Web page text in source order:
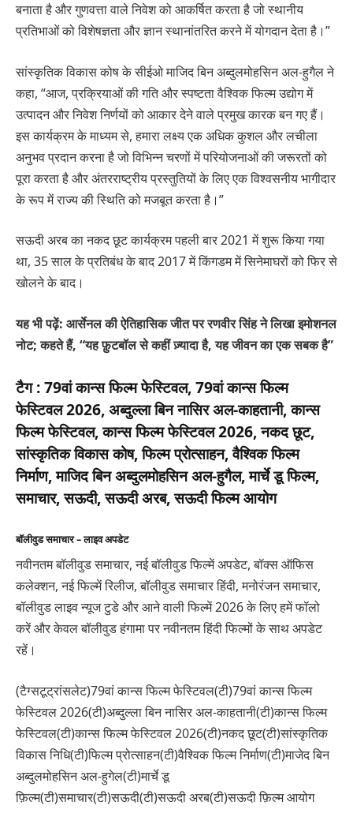
बनाता है और गुणवत्ता वाले निवेश को आकर्षित करता है जो स्थानीय
प्रतिभाओं को विशेषज्ञता और ज्ञान स्थानांतरित करने में योगदान देता है।”
सांस्कृतिक विकास कोष के सीईओ माजिद बिन अब्दुलमोहसिन अल-हुगैल ने
कहा, “आज, प्रक्रियाओं की गति और स्पष्टता वैश्विक फिल्म उद्योग में
उत्पादन और निवेश निर्णयों को आकार देने वाले प्रमुख कारक बन गए हैं।
इस कार्यक्रम के माध्यम से, हमारा लक्ष्य एक अधिक कुशल और लचीला
अनुभव प्रदान करना है जो विभिन्न चरणों में परियोजनाओं की जरूरतों को
पूरा करता है और अंतरराष्ट्रीय प्रस्तुतियों के लिए एक विश्वसनीय भागीदार
के रूप में राज्य की स्थिति को मजबूत करता है।”
सऊदी अरब का नकद छूट कार्यक्रम पहली बार 2021 में शुरू किया गया
था, 35 साल के प्रतिबंध के बाद 2017 में किंगडम में सिनेमाघरों को फिर से
खोलने के बाद।
यह भी पढ़ें: आर्सेनल की ऐतिहासिक जीत पर रणवीर सिंह ने लिखा इमोशनल
नोट; कहते हैं, “यह फ़ुटबॉल से कहीं ज़्यादा है, यह जीवन का एक सबक है”
टैग :79वां कान्स फिल्म फेस्टिवल, 79वां कान्स फिल्म
फेस्टिवल 2026, अब्दुल्ला बिन नासिर अल-काहतानी, कान्स
फिल्म फेस्टिवल, कान्स फिल्म फेस्टिवल 2026, नकद छूट,
सांस्कृतिक विकास कोष, फिल्म प्रोत्साहन, वैश्विक फिल्म
निर्माण, माजिद बिन अब्दुलमोहसिन अल-हुगैल, मार्चे डू फिल्म,
समाचार, सऊदी, सऊदी अरब, सऊदी फिल्म आयोग
बॉलीवुड समाचार – लाइव अपडेट
नवीनतम बॉलीवुड समाचार, नई बॉलीवुड फिल्में अपडेट, बॉक्स ऑफिस
कलेक्शन, नई फिल्में रिलीज, बॉलीवुड समाचार हिंदी, मनोरंजन समाचार,
बॉलीवुड लाइव न्यूज टुडे और आने वाली फिल्में 2026 के लिए हमें फॉलो
करें और केवल बॉलीवुड हंगामा पर नवीनतम हिंदी फिल्मों के साथ अपडेट
रहें।
(टैग्सटूट्रांसलेट)79वां कान्स फिल्म फेस्टिवल(टी)79वां कान्स फिल्म
फेस्टिवल 2026(टी)अब्दुल्ला बिन नासिर अल-काहतानी(टी)कान्स फिल्म
फेस्टिवल(टी)कान्स फिल्म फेस्टिवल 2026(टी)नकद छूट(टी)सांस्कृतिक
विकास निधि(टी)फिल्म प्रोत्साहन(टी)वैश्विक फिल्म निर्माण(टी)माजेद बिन
अब्दुलमोहसिन अल-हुगेल(टी)मार्चे डू
फ़िल्म(टी)समाचार(टी)सऊदी(टी)सऊदी अरब(टी)सऊदी फ़िल्म आयोग